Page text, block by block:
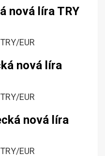
nová líra TRY
nová líra
nová líra